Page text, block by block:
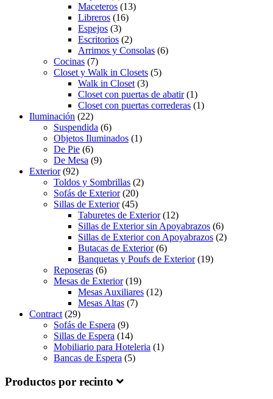
Maceteros (13)
Libreros (16)
Espejos (3)
Escritorios (2)
Arrimos y Consolas (6)
Cocinas (7)
Closet y Walk in Closets (5)
Walk in Closet (3)
Closet con puertas de abatir(1)
Closet con puertas correderas (1)
Iluminación (22)
Suspendida (6)
Objetos Iluminados (1)
De Pie (6)
De Mesa (9)
Exterior(92)
Toldos y Sombrillas (2)
Sofás de Exterior(20)
Sillas de Exterior(45)
Taburetes de Exterior(12)
Sillas de Exterior sin Apoyabrazos (6)
Sillas de Exterior con Apoyabrazos (2)
Butacas de Exterior(6)
Banquetas y Poufs de Exterior(19)
Reposeras (6)
Mesas de Exterior(19)
Mesas Auxiliares (12)
Mesas Altas (7)
Contract (29)
Sofás de Espera (9)
Sillas de Espera (14)
Mobiliario para Hoteleria (1)
Bancas de Espera (5)
Productos por recinto